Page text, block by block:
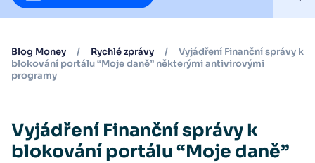
Blog Money / Rychlé zprávy /
Vyjádření Finanční správy k
blokování portálu “Moje daně” některými antivirovými
programy
Vyjádření Finanční správy k
blokování portálu “Moje daně”